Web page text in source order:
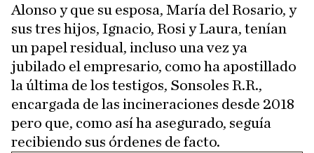
Alonso y que su esposa, María del Rosario, y
sus tres hijos, Ignacio, Rosi y Laura, tenían
un papel residual, incluso una vez ya
jubilado el empresario, como ha apostillado
la última de los testigos, Sonsoles R.R.,
encargada de las incineraciones desde 2018
pero que, como así ha asegurado, seguía
recibiendo sus órdenes de facto.